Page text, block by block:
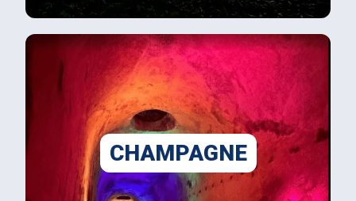
CHAMPAGNE